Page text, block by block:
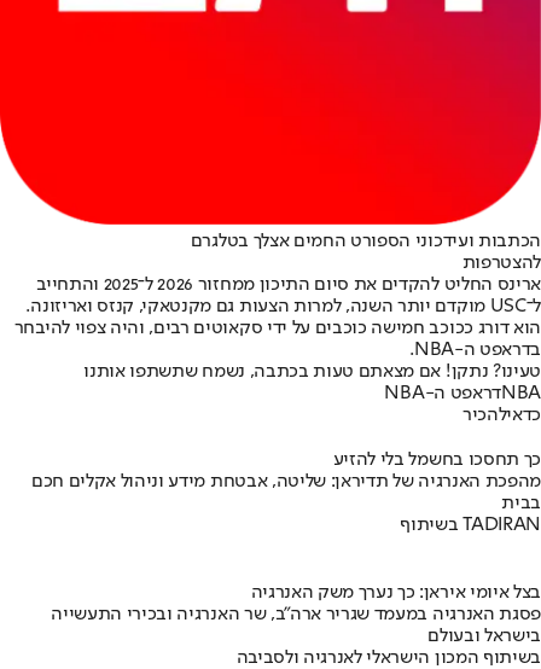
הכתבות ועידכוני הספורט החמים אצלך בטלגרם
להצטרפות
ארינס החליט להקדים את סיום התיכון ממחזור 2026 ל־2025 והתחייב
ל־USC מוקדם יותר השנה, למרות הצעות גם מקנטאקי, קנזס ואריזונה.
הוא דורג ככוכב חמישה כוכבים על ידי סקאוטים רבים, והיה צפוי להיבחר
בדראפט ה-NBA.
טעינו? נתקן! אם מצאתם טעות בכתבה, נשמח שתשתפו אותנו
NBAדראפט ה-NBA
כדאילהכיר
כך תחסכו בחשמל בלי להזיע
מהפכת האנרגיה של תדיראן: שליטה, אבטחת מידע וניהול אקלים חכם
בבית
בשיתוף TADIRAN
בצל איומי איראן: כך נערך משק האנרגיה
פסגת האנרגיה במעמד שגריר ארה"ב, שר האנרגיה ובכירי התעשייה
בישראל ובעולם
בשיתוף המכון הישראלי לאנרגיה ולסביבה